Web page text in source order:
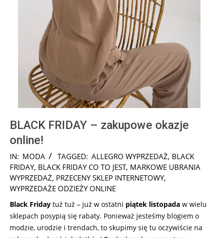
BLACK FRIDAY – zakupowe okazje
online!
2024-
11-
20
IN: MODA TAGGED: ALLEGRO WYPRZEDAŻ, BLACK
FRIDAY, BLACK FRIDAY CO TO JEST, MARKOWE UBRANIA
WYPRZEDAŻ, PRZECENY SKLEP INTERNETOWY,
WYPRZEDAŻE ODZIEŻY ONLINE
Black Friday tuż tuż – już w ostatni piątek listopada w wielu
sklepach posypią się rabaty. Ponieważ jesteśmy blogiem o
modzie, urodzie i trendach, to skupimy się tu oczywiście na